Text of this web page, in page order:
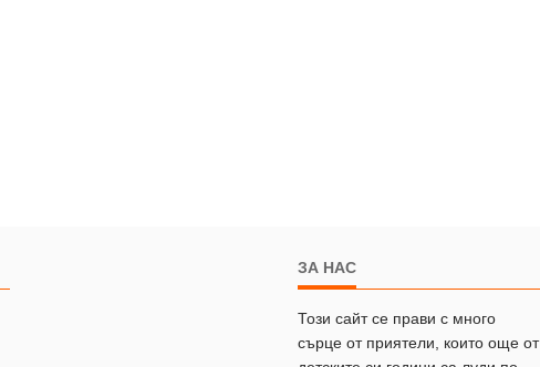
ЗА НАС
Този сайт се прави с много
сърце от приятели, които още от